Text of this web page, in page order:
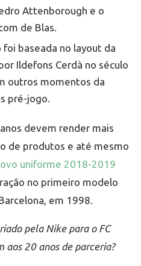
Attenborough e o
de Blas.
baseada no layout da
Ildefons Cerdà no século
outros momentos da
pré-jogo.
devem render mais
de produtos e até mesmo
uniforme 2018-2019
no primeiro modelo
em 1998.
pela Nike para o FC
aos 20 anos de parceria?